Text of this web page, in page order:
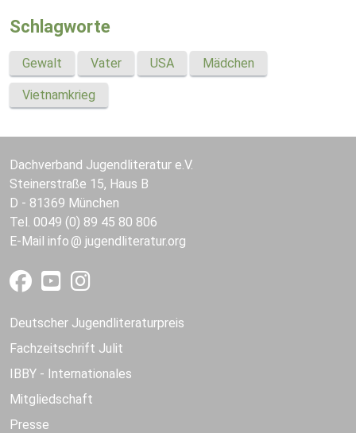
Schlagworte
Gewalt Vater USA Mädchen
Vietnamkrieg
Dachverband Jugendliteratur e.V.
Steinerstraße 15, Haus B
D - 81369 München
Tel. 0049 (0) 89 45 80 806
E-Mail info jugendliteratur.org
Deutscher Jugendliteraturpreis
Fachzeitschrift Julit
IBBY - Internationales
Mitgliedschaft
Presse